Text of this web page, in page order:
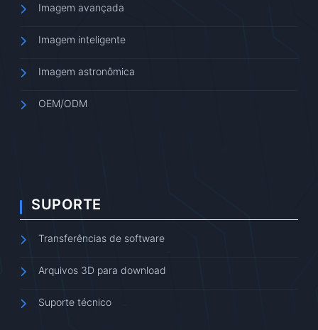
Imagem avançada
Imagem inteligente
Imagem astronômica
OEM/ODM
SUPORTE
Transferências de software
Arquivos 3D para download
Suporte técnico